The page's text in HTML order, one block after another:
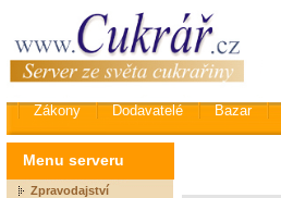
Zákony Dodavatelé Bazar
Menu serveru
Zpravodajství